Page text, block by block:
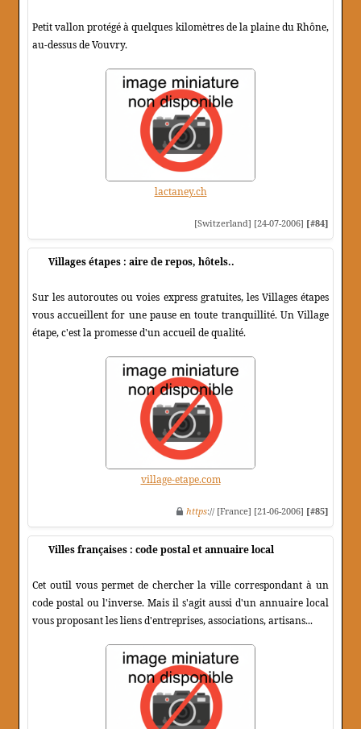
Petit vallon protégé à quelques kilomètres de la plaine du Rhône,
au-dessus de Vouvry.
lactaney.ch
[Switzerland] [24-07-2006] [#84]
Villages étapes : aire de repos, hôtels..
Sur les autoroutes ou voies express gratuites, les Villages étapes
vous accueillent for une pause en toute tranquillité. Un Village
étape, c'est la promesse d'un accueil de qualité.
village-etape.com
https:// [France] [21-06-2006] [#85]
Villes françaises : code postal et annuaire local
Cet outil vous permet de chercher la ville correspondant à un
code postal ou l'inverse. Mais il s'agit aussi d'un annuaire local
vous proposant les liens d'entreprises, associations, artisans...